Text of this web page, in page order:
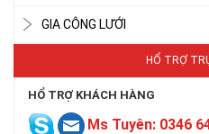
GIA CÔNG LƯỚI
HỔ TRỢ
HỔ TRỢ KHÁCH HÀNG
Ms Tuyên: 0346